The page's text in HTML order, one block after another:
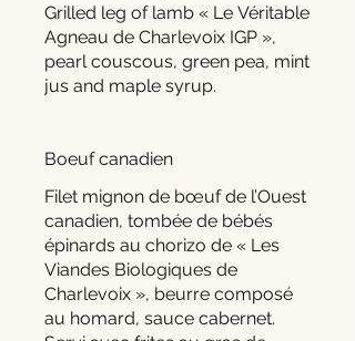
Grilled leg of lamb « Le Véritable
Agneau de Charlevoix IGP »,
pearl couscous, green pea, mint
jus and maple syrup.
Boeuf canadien
Filet mignon de bœuf de l’Ouest
canadien, tombée de bébés
épinards au chorizo de « Les
Viandes Biologiques de
Charlevoix », beurre composé
au homard, sauce cabernet.